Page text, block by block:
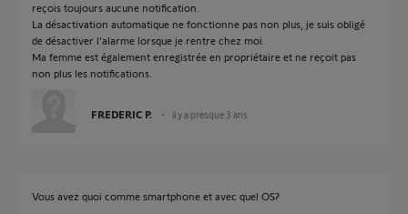
reçois toujours aucune notification.
La désactivation automatique ne fonctionne pas non plus, je suis obligé
de désactiver l'alarme lorsque je rentre chez moi.
Ma femme est également enregistrée en propriétaire et ne reçoit pas
non plus les notifications.
FREDERIC P. il y a presque 3 ans
Vous avez quoi comme smartphone et avec quel OS?